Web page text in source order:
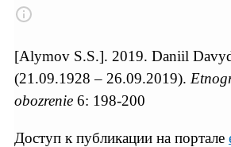
[Alymov S.S.]. 2019. Daniil
(21.09.1928 – 26.09.2019).
obozrenie 6: 198-200
Доступ к публикации на портале